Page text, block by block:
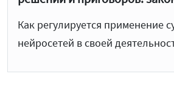
Как регулируется применение
нейросетей в своей